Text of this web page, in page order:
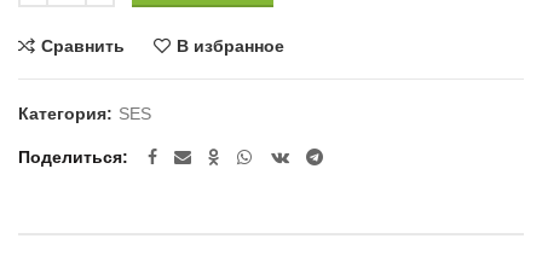
Сравнить В избранное
Категория: SES
Поделиться